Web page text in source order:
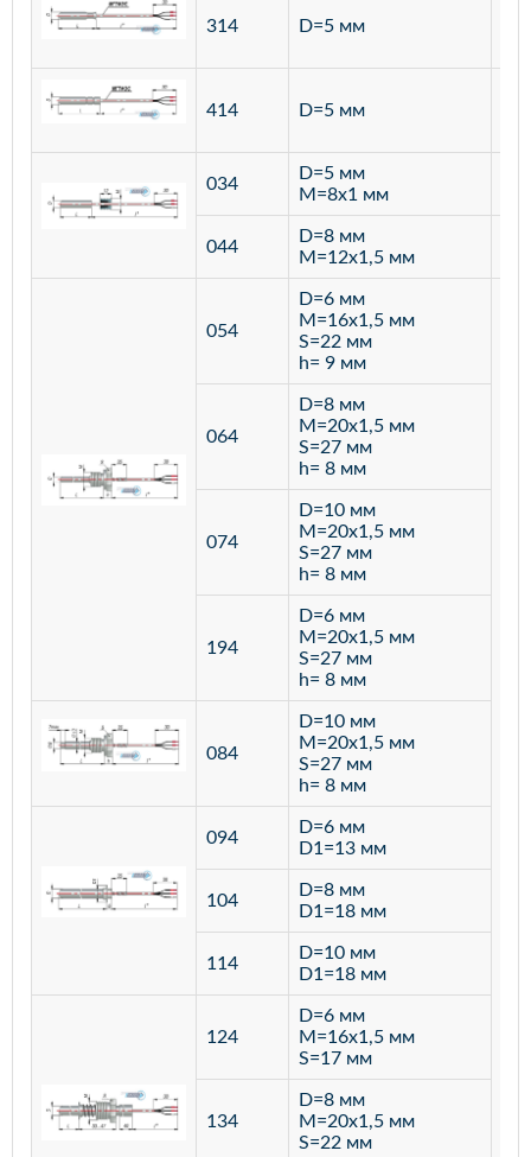
314 D=5 мм
414 D=5 мм
034
D=5 мм
M=8х1 мм
044
D=8 мм
M=12х1,5 мм
054
D=6 мм
M=16х1,5 мм
S=22 мм
h= 9 мм
064
D=8 мм
M=20х1,5 мм
S=27 мм
h= 8 мм
074
D=10 мм
M=20х1,5 мм
S=27 мм
h= 8 мм
194
D=6 мм
M=20х1,5 мм
S=27 мм
h= 8 мм
084
D=10 мм
M=20х1,5 мм
S=27 мм
h= 8 мм
094
D=6 мм
D1=13 мм
104
D=8 мм
D1=18 мм
114
D=10 мм
D1=18 мм
124
D=6 мм
M=16х1,5 мм
S=17 мм
134
D=8 мм
M=20х1,5 мм
S=22 мм